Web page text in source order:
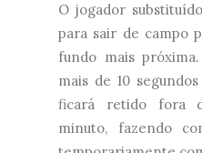
O jogador
para sair de campo
fundo mais
mais de 10
ficará retido fora
minuto, fazendo